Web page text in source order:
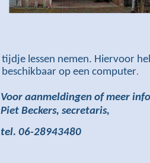
tijdje lessen nemen. Hiervoor
beschikbaar op een computer.
Voor aanmeldingen of meer
Piet Beckers, secretaris,
tel. 06-28943480